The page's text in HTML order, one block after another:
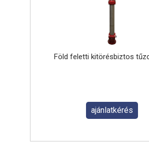
Föld feletti kitörésbiztos
ajánlatkérés